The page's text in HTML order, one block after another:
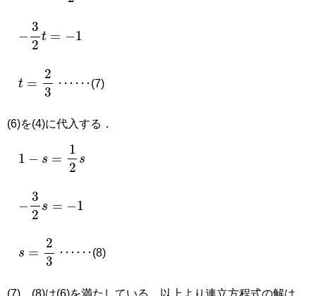
−32t =−1
t=2 3 ･･････(7)
(6)を(4)に代入する．
1 −s=1 2s
−32s= −1
s =23 ･･････(8)
(7)，(8)は(6)を満たしている．以上より連立方程式の解は